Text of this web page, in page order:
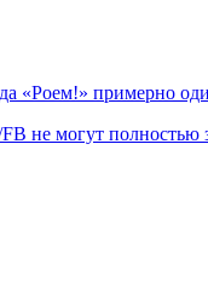
«Роем!» примерно
не могут полностью